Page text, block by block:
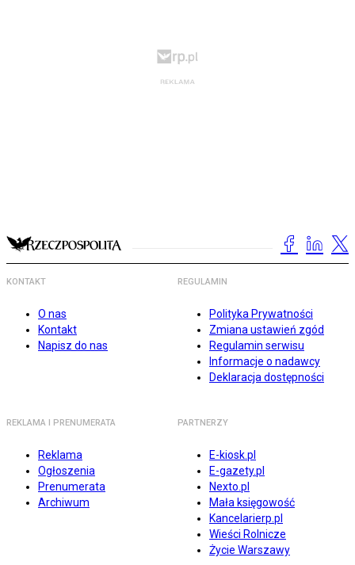
KONTAKT
O nas
Kontakt
Napisz do nas
REGULAMIN
Polityka Prywatności
Zmiana ustawień zgód
Regulamin serwisu
Informacje o nadawcy
Deklaracja dostępności
REKLAMA I PRENUMERATA
Reklama
Ogłoszenia
Prenumerata
Archiwum
PARTNERZY
E-kiosk.pl
E-gazety.pl
Nexto.pl
Mała księgowość
Kancelarierp.pl
Wieści Rolnicze
Życie Warszawy